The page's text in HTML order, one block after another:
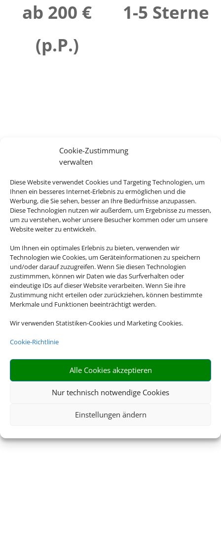
Cookie-Zustimmung
verwalten
Diese Website verwendet Cookies und Targeting Technologien, um
Ihnen ein besseres Internet-Erlebnis zu ermöglichen und die
Werbung, die Sie sehen, besser an Ihre Bedürfnisse anzupassen.
Diese Technologien nutzen wir außerdem, um Ergebnisse zu messen,
um zu verstehen, woher unsere Besucher kommen oder um unsere
Website weiter zu entwickeln.
Um Ihnen ein optimales Erlebnis zu bieten, verwenden wir
Technologien wie Cookies, um Geräteinformationen zu speichern
und/oder darauf zuzugreifen. Wenn Sie diesen Technologien
zustimmmen, können wir Daten wie das Surfverhalten oder
eindeutige IDs auf dieser Website verarbeiten. Wenn Sie ihre
Zustimmung nicht erteilen oder zurückziehen, können bestimmte
Merkmale und Funktionen beeinträchtigt werden.
Wir verwenden Statistiken-Cookies und Marketing Cookies.
Cookie-Richtlinie
Alle Cookies akzeptieren
Nur technisch notwendige Cookies
Einstellungen ändern
ab 200 €
(p.P.)
1-5 Sterne